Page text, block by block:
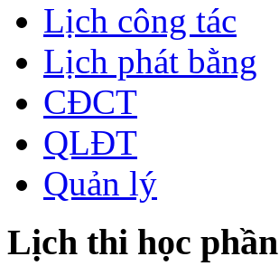
Lịch công tác
Lịch phát bằng
CĐCT
QLĐT
Quản lý
Lịch thi học phần